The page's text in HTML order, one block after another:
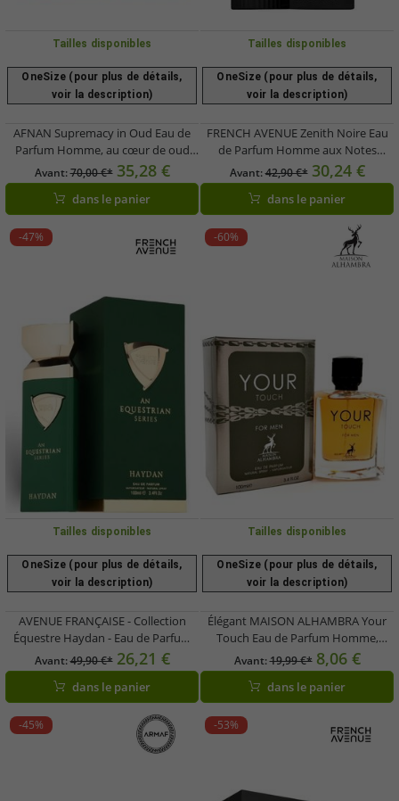
Tailles disponibles
OneSize (pour plus de détails,
voir la description)
AFNAN Supremacy in Oud Eau de
Parfum Homme, au cœur de oud
précieux, Parfum Corporel, 100 ml,
Marron
Avant:70,00 €* 35,28 €
dans le panier
Tailles disponibles
OneSize (pour plus de détails,
voir la description)
FRENCH AVENUE Zenith Noire Eau
de Parfum Homme aux Notes
Boisées et Résineuses
Avant:42,90 €* 30,24 €
dans le panier
-47%
Tailles disponibles
OneSize (pour plus de détails,
voir la description)
AVENUE FRANÇAISE - Collection
Équestre Haydan - Eau de Parfum
Homme - Parfum Aromatique-Boisé
- 100 ml - Vert
Avant:49,90 €* 26,21 €
dans le panier
-60%
Tailles disponibles
OneSize (pour plus de détails,
voir la description)
Élégant MAISON ALHAMBRA Your
Touch Eau de Parfum Homme,
Parfum Corps Aromatique et Frais,
30 ml Argent
Avant:19,99 €* 8,06 €
dans le panier
-45% -53%